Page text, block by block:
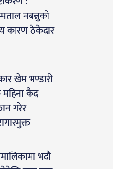
नबन्नुको
कारण ठेकेदार
खेम भण्डारी
कैद
गरेर
भदौ